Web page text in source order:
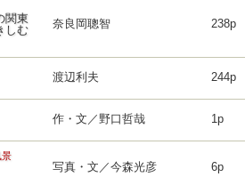
関東
しむ
奈良岡聰智 238p
渡辺利夫 244p
作・文／野口哲哉 1p
景
写真・文／今森光彦 6p